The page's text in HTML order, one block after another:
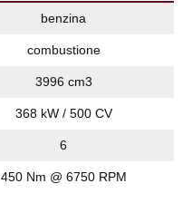
benzina
combustione
3996 cm3
368 kW / 500 CV
6
450 Nm @ 6750 RPM